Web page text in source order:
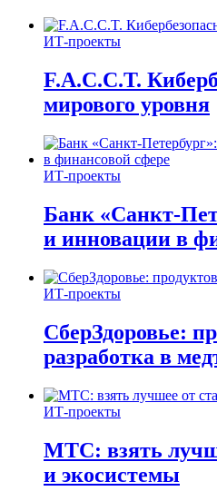
ИТ-проекты
F.A.C.C.T.
мирового уровня
ИТ-проекты
Банк «Санкт-
и инновации в
ИТ-проекты
СберЗдоровье:
разработка в
ИТ-проекты
МТС: взять
и экосистемы